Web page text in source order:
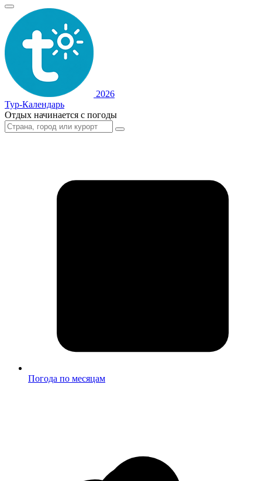
2026
Тур-Календарь
Отдых начинается с погоды
Погода по месяцам